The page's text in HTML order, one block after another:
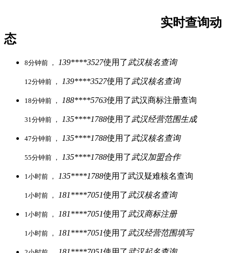
实时查询动
态
8分钟前 ， 139****3527使用了 武汉核名查询
12分钟前 ， 139****3527使用了 武汉核名查询
18分钟前 ， 188****5763使用了武汉商标注册查询
31分钟前 ， 135****1788使用了 武汉经营范围生成
47分钟前 ， 135****1788使用了 武汉核名查询
55分钟前 ， 135****1788使用了 武汉加盟合作
1小时前 ， 135****1788使用了武汉疑难核名查询
1小时前 ， 181****7051使用了 武汉核名查询
1小时前 ， 181****7051使用了 武汉商标注册
1小时前 ， 181****7051使用了 武汉经营范围填写